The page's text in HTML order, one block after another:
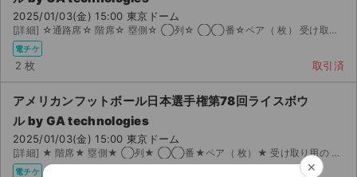
2025/01/03(金) 15:00 東京ドーム
[詳細] ☆通路席☆ 階席☆ 塁側☆ ◯列☆ ◯◯番☆ペア（ 枚） 受け取り用の を取引連絡にてお送...
電チケ
2 枚 取引済
アメリカンフットボール日本選手権第78回ライスボウ
ル by GA technologies
2025/01/03(金) 15:00 東京ドーム
[詳細] ★ 階席★ 塁側★ ◯列★ ◯◯番★ペア（ 枚）★ 受け取り用の を取引連絡にてお送りします。
電チケ ×